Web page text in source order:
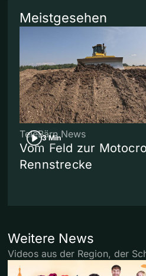
Meistgesehen
3 Min
TeleBärn News
Vom Feld zur
Rennstrecke
Weitere News
Videos aus der Region, der